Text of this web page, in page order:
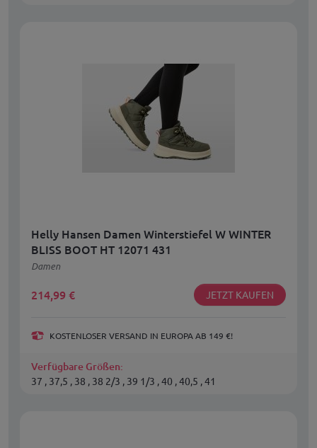
Helly Hansen Damen Winterstiefel W WINTER
BLISS BOOT HT 12071 431
Damen
214,99 € JETZT KAUFEN
KOSTENLOSER VERSAND IN EUROPA AB 149 €!
Verfügbare Größen:
37 , 37,5 , 38 , 38 2/3 , 39 1/3 , 40 , 40,5 , 41